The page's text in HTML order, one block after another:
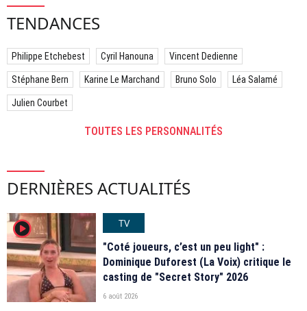
TENDANCES
Philippe Etchebest Cyril Hanouna Vincent Dedienne
Stéphane Bern Karine Le Marchand Bruno Solo Léa Salamé
Julien Courbet
TOUTES LES PERSONNALITÉS
DERNIÈRES ACTUALITÉS
player2
TV
"Coté joueurs, c’est un peu light" :
Dominique Duforest (La Voix) critique le
casting de "Secret Story" 2026
6 août 2026